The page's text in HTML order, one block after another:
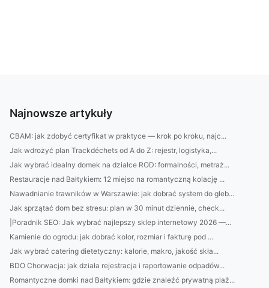
Najnowsze artykuły
CBAM: jak zdobyć certyfikat w praktyce — krok po kroku, najc...
Jak wdrożyć plan Trackdéchets od A do Z: rejestr, logistyka,...
Jak wybrać idealny domek na działce ROD: formalności, metraż...
Restauracje nad Bałtykiem: 12 miejsc na romantyczną kolację ...
Nawadnianie trawników w Warszawie: jak dobrać system do gleb...
Jak sprzątać dom bez stresu: plan w 30 minut dziennie, check...
|Poradnik SEO: Jak wybrać najlepszy sklep internetowy 2026 —...
Kamienie do ogrodu: jak dobrać kolor, rozmiar i fakturę pod ...
Jak wybrać catering dietetyczny: kalorie, makro, jakość skła...
BDO Chorwacja: jak działa rejestracja i raportowanie odpadów...
Romantyczne domki nad Bałtykiem: gdzie znaleźć prywatną plaż...